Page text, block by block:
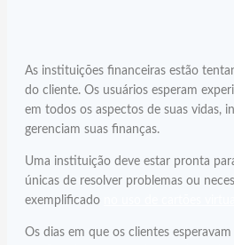
As instituições financeiras estão
do cliente. Os usuários esperam
em todos os aspectos de suas vidas,
gerenciam suas finanças.
Uma instituição deve estar pronta
únicas de resolver problemas ou
exemplificado
Os dias em que os clientes